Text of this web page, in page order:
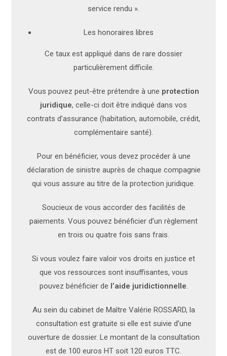
service rendu ».
Les honoraires libres
Ce taux est appliqué dans de rare dossier
particulièrement difficile.
Vous pouvez peut-être prétendre à une protection
juridique, celle-ci doit être indiqué dans vos
contrats d’assurance (habitation, automobile, crédit,
complémentaire santé).
Pour en bénéficier, vous devez procéder à une
déclaration de sinistre auprès de chaque compagnie
qui vous assure au titre de la protection juridique.
Soucieux de vous accorder des facilités de
paiements. Vous pouvez bénéficier d’un règlement
en trois ou quatre fois sans frais.
Si vous voulez faire valoir vos droits en justice et
que vos ressources sont insuffisantes, vous
pouvez bénéficier de l’aide juridictionnelle.
Au sein du cabinet de Maître Valérie ROSSARD, la
consultation est gratuite si elle est suivie d’une
ouverture de dossier. Le montant de la consultation
est de 100 euros HT soit 120 euros TTC.